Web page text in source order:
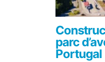
parc
Portugal